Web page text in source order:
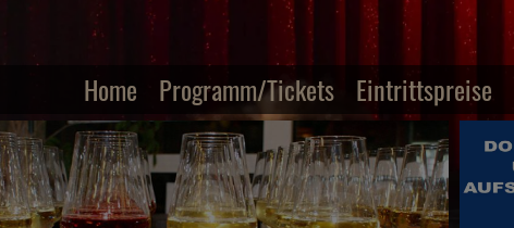
Home Programm/Tickets Eintrittspreise